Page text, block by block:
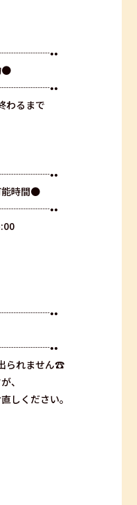
●
わるまで
能時間●
られません☎︎
、
しください。